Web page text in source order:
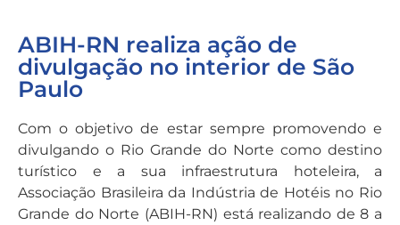
ABIH-RN realiza ação de
divulgação no interior de São
Paulo
Com o objetivo de estar sempre promovendo e
divulgando o Rio Grande do Norte como destino
turístico e a sua infraestrutura hoteleira, a
Associação Brasileira da Indústria de Hotéis no Rio
Grande do Norte (ABIH-RN) está realizando de 8 a